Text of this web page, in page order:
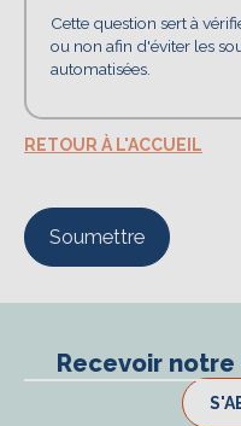
Cette question sert à
ou non afin d'éviter les
automatisées.
RETOUR À L'ACCUEIL
Recevoir